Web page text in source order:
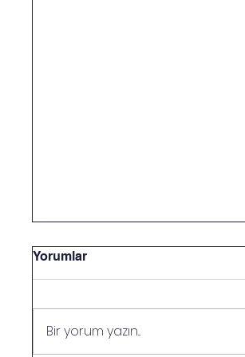
İSLAMDA EĞİTİM
Yorumlar
Bir yorum yazın...